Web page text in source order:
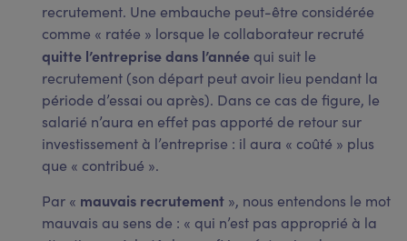
recrutement. Une embauche peut-être considérée
comme « ratée » lorsque le collaborateur recruté
quitte l’entreprise dans l’année qui suit le
recrutement (son départ peut avoir lieu pendant la
période d’essai ou après). Dans ce cas de figure, le
salarié n’aura en effet pas apporté de retour sur
investissement à l’entreprise : il aura « coûté » plus
que « contribué ».
Par « mauvais recrutement », nous entendons le mot
mauvais au sens de : « qui n’est pas approprié à la